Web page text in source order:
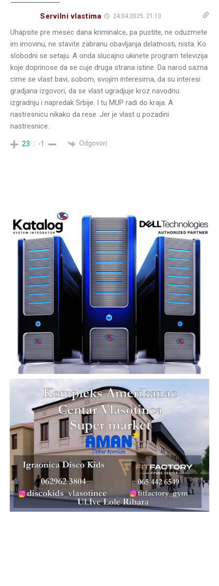
Servilni vlastima 24.04.2025. 21:10
Uhapsite pre mesec dana kriminalce, pa pustite, ne oduzmete
im imovinu, ne stavite zabranu obavljanja delatnosti, nista. Ko
slobodni se setaju. A onda slucajno ukinete program televizija
koje doprinose da se cuje druga strana istine. Da narod sazna
cime se vlast bavi, sobom, svojim interesima, da su interesi
gradjana izgovori, da se vlast ugradjuje kroz navodnu
izgradnju i napredak Srbije. I tu MUP radi do kraja. A
nastresnicu nikako da rese. Jer je vlast u pozadini
nastresnice.
23 -1 Odgovori